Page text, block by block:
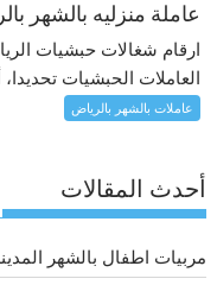
عاملة منزليه بالشهر بالرياض
ارقام شغالات حبشيات
العاملات الحبشيات
عاملات بالشهر بالرياض
أحدث المقالات
مربيات اطفال بالشهر